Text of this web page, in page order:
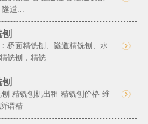
道...
桥面精铣刨、隧道精铣刨、水
铣刨，精铣...
精铣刨机出租 精铣刨价格 维
谓精...